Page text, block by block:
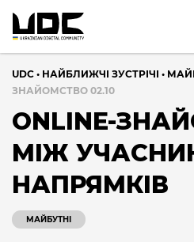
UDC • НАЙБЛИЖЧІ ЗУСТРІЧІ •
ЗНАЙОМСТВО 02.10
ONLINE-
МІЖ
НАПРЯМКІВ
МАЙБУТНІ